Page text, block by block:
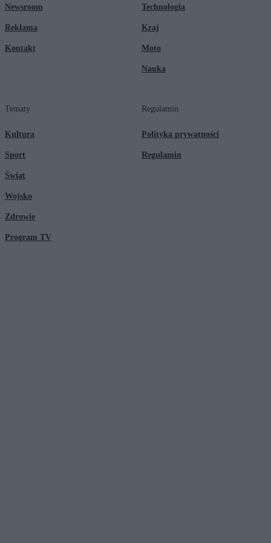
Newsroom
Reklama
Kontakt
Technologia
Kraj
Moto
Nauka
Tematy
Kultura
Sport
Świat
Wojsko
Zdrowie
Program TV
Regulamin
Polityka prywatności
Regulamin